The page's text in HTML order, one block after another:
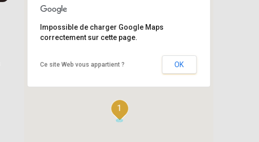
1
Impossible de charger Google Maps
correctement sur cette page.
Ce site Web vous appartient ? OK